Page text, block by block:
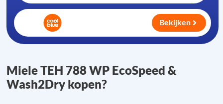
Miele TEH 788 WP EcoSpeed &
Wash2Dry kopen?
Bekijken